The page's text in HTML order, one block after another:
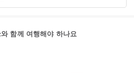
함께 여행해야 하나요